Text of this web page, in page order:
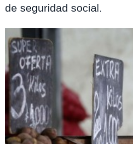
de seguridad social.